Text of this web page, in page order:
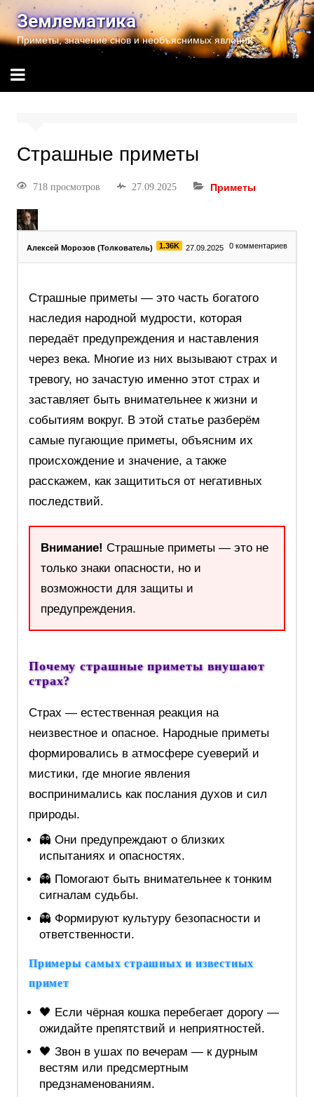
Землематика
Приметы, значение снов и необъяснимых явлений
Страшные приметы
718 просмотров 27.09.2025 Приметы
Алексей Морозов (Толкователь) 1.36K 27.09.2025 0 комментариев
Страшные приметы — это часть богатого
наследия народной мудрости, которая
передаёт предупреждения и наставления
через века. Многие из них вызывают страх и
тревогу, но зачастую именно этот страх и
заставляет быть внимательнее к жизни и
событиям вокруг. В этой статье разберём
самые пугающие приметы, объясним их
происхождение и значение, а также
расскажем, как защититься от негативных
последствий.
Внимание! Страшные приметы — это не
только знаки опасности, но и
возможности для защиты и
предупреждения.
Почему страшные приметы внушают
страх?
Страх — естественная реакция на
неизвестное и опасное. Народные приметы
формировались в атмосфере суеверий и
мистики, где многие явления
воспринимались как послания духов и сил
природы.
👻 Они предупреждают о близких
испытаниях и опасностях.
👻 Помогают быть внимательнее к тонким
сигналам судьбы.
👻 Формируют культуру безопасности и
ответственности.
Примеры самых страшных и известных
примет
🖤 Если чёрная кошка перебегает дорогу —
ожидайте препятствий и неприятностей.
🖤 Звон в ушах по вечерам — к дурным
вестям или предсмертным
предзнаменованиям.